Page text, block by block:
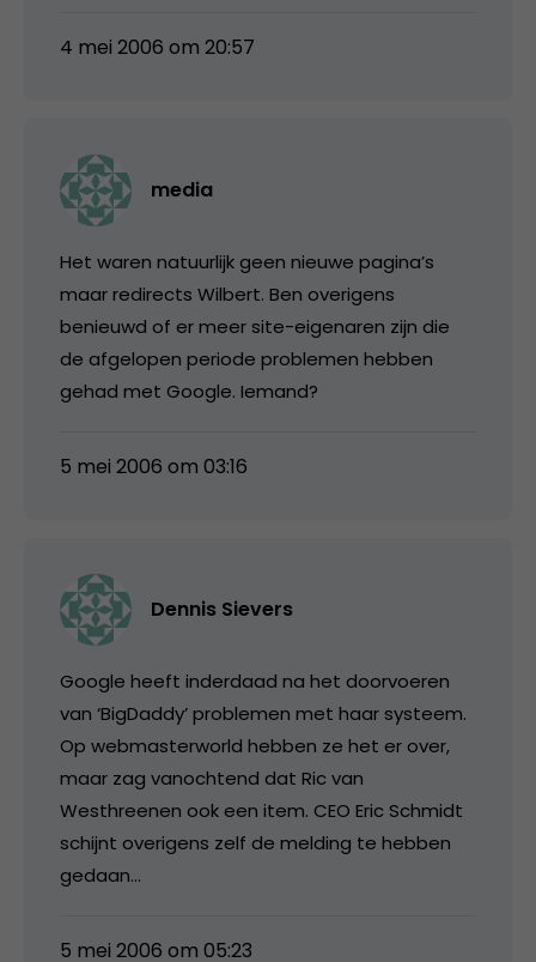
4 mei 2006 om 20:57
media
Het waren natuurlijk geen nieuwe pagina’s
maar redirects Wilbert. Ben overigens
benieuwd of er meer site-eigenaren zijn die
de afgelopen periode problemen hebben
gehad met Google. Iemand?
5 mei 2006 om 03:16
Dennis Sievers
Google heeft inderdaad na het doorvoeren
van ‘BigDaddy’ problemen met haar systeem.
Op webmasterworld hebben ze het er over,
maar zag vanochtend dat Ric van
Westhreenen ook een item. CEO Eric Schmidt
schijnt overigens zelf de melding te hebben
gedaan…
5 mei 2006 om 05:23